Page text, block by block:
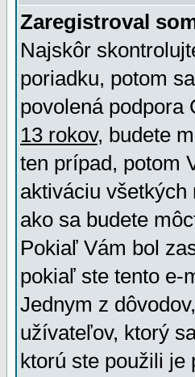
Zaregistroval
Najskôr
poriadku, potom
povolená podpora
13 rokov, budete
ten prípad, potom
aktiváciu
ako sa budete
Pokiaľ Vám bol
pokiaľ ste tento e-
Jednym z
užívateľov, ktorý
ktorú ste použili je